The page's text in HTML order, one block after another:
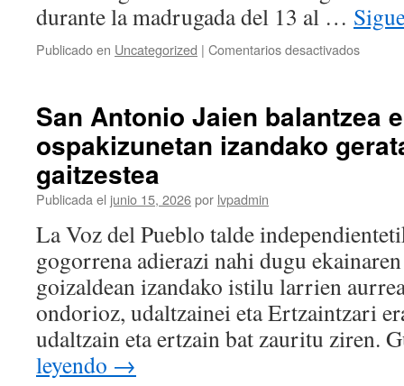
durante la madrugada del 13 al …
Publicado en Uncategorized | Comentarios desactivadosen
fiestas
de
San
los
durante
las
San Antonio Jaien balantzea
ospakizunetan izandako
gaitzestea
Publicada el junio 15, 2026por lvpadmin
La Voz del Pueblo talde
gogorrena adierazi nahi dugu
goizaldean izandako istilu larrien
ondorioz, udaltzainei eta Ertzaintzari
udaltzain eta ertzain bat zauritu ziren.
leyendo →